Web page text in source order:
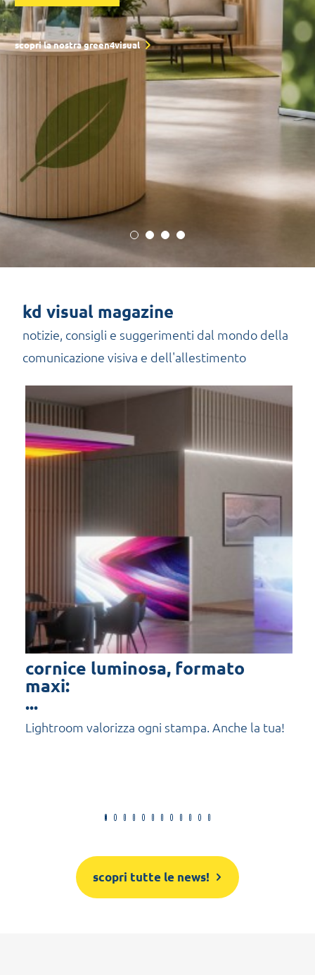
scopri le nostre proposte
kd visual magazine
notizie, consigli e suggerimenti dal mondo della
comunicazione visiva e dell'allestimento
cornice luminosa, formato
maxi:
...
Lightroom valorizza ogni stampa. Anche la tua!
scopri tutte le news!